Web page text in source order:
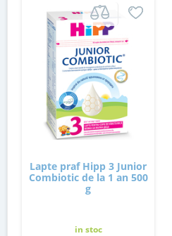
Lapte praf Hipp 3 Junior
Combiotic de la 1 an 500
g
in stoc